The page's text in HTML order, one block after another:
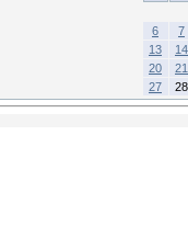
6
7
13
14
20
21
27
28